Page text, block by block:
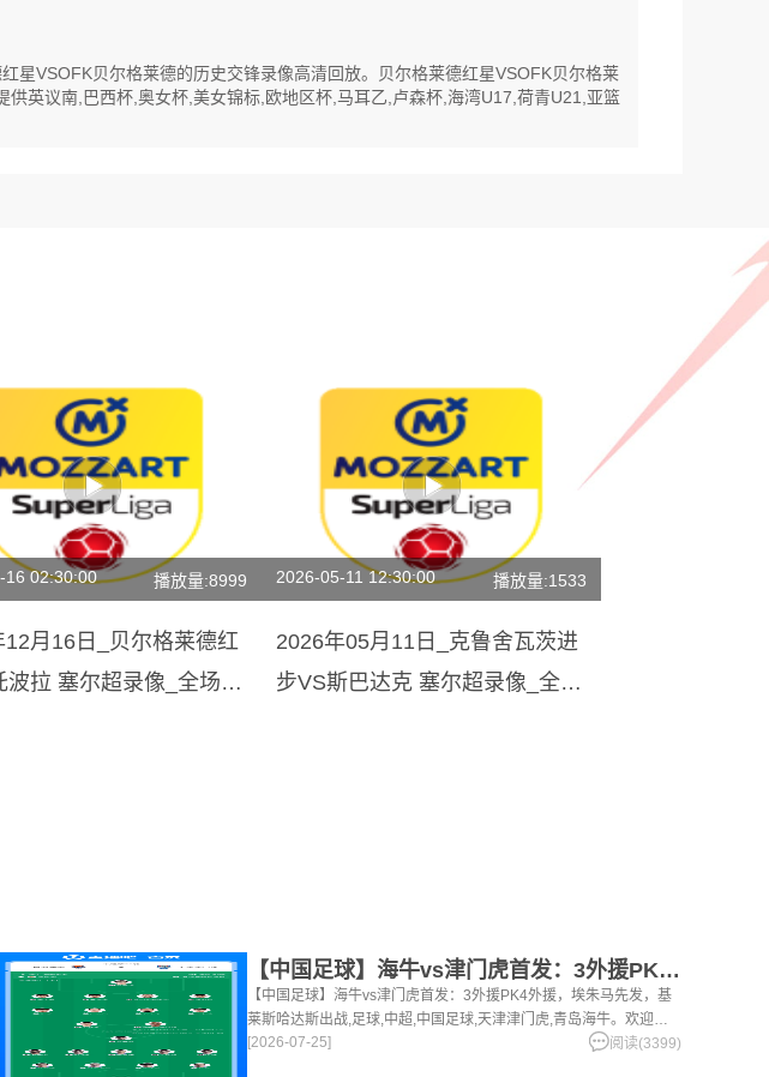
星VSOFK贝尔格莱德的历史交锋录像高清回放。贝尔格莱德红星VSOFK贝尔格莱
英议南,巴西杯,奥女杯,美女锦标,欧地区杯,马耳乙,卢森杯,海湾U17,荷青U21,亚篮
16 02:30:00 播放量:8999
12月16日_贝尔格莱德红
波拉 塞尔超录像_全场录
2026-05-11 12:30:00 播放量:1533
2026年05月11日_克鲁舍瓦茨进
步VS斯巴达克 塞尔超录像_全场
【中国足球】海牛vs津门虎首发：3外援PK4外援，埃朱马先发
【中国足球】海牛vs津门虎首发：3外援PK4外援，埃朱马先发，基
莱斯哈达斯出战,足球,中超,中国足球,天津津门虎,青岛海牛。欢迎收
藏本站，24小时为你更新最新的足球，篮球体育资讯。
[2026-07-25] 阅读(3399)